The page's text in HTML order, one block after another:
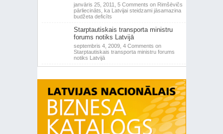
janvāris 25, 2011, 5 Comments on Rimšēvičs
pārliecināts, ka Latvijai steidzami jāsamazina
budžeta deficīts
Starptautiskais transporta ministru
forums notiks Latvijā
septembris 4, 2009, 4 Comments on
Starptautiskais transporta ministru forums
notiks Latvijā